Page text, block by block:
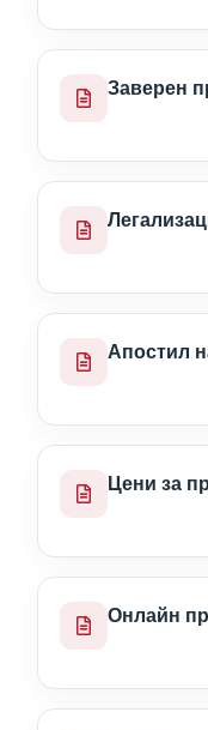
Заверен
Апостил
Цени за
Онлайн